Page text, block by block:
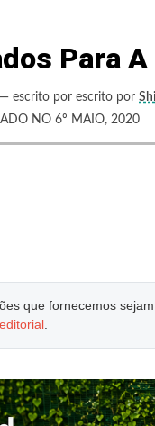
Para A
— escrito por escrito por
NO 6º MAIO, 2020
que fornecemos